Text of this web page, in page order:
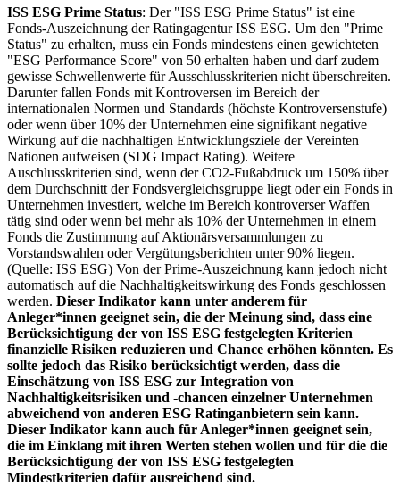
ISS ESG Prime Status: Der "ISS ESG Prime Status" ist eine
Fonds-Auszeichnung der Ratingagentur ISS ESG. Um den "Prime
Status" zu erhalten, muss ein Fonds mindestens einen gewichteten
"ESG Performance Score" von 50 erhalten haben und darf zudem
gewisse Schwellenwerte für Ausschlusskriterien nicht überschreiten.
Darunter fallen Fonds mit Kontroversen im Bereich der
internationalen Normen und Standards (höchste Kontroversenstufe)
oder wenn über 10% der Unternehmen eine signifikant negative
Wirkung auf die nachhaltigen Entwicklungsziele der Vereinten
Nationen aufweisen (SDG Impact Rating). Weitere
Auschlusskriterien sind, wenn der CO2-Fußabdruck um 150% über
dem Durchschnitt der Fondsvergleichsgruppe liegt oder ein Fonds in
Unternehmen investiert, welche im Bereich kontroverser Waffen
tätig sind oder wenn bei mehr als 10% der Unternehmen in einem
Fonds die Zustimmung auf Aktionärsversammlungen zu
Vorstandswahlen oder Vergütungsberichten unter 90% liegen.
(Quelle: ISS ESG) Von der Prime-Auszeichnung kann jedoch nicht
automatisch auf die Nachhaltigkeitswirkung des Fonds geschlossen
werden. Dieser Indikator kann unter anderem für
Anleger*innen geeignet sein, die der Meinung sind, dass eine
Berücksichtigung der von ISS ESG festgelegten Kriterien
finanzielle Risiken reduzieren und Chance erhöhen könnten. Es
sollte jedoch das Risiko berücksichtigt werden, dass die
Einschätzung von ISS ESG zur Integration von
Nachhaltigkeitsrisiken und -chancen einzelner Unternehmen
abweichend von anderen ESG Ratinganbietern sein kann.
Dieser Indikator kann auch für Anleger*innen geeignet sein,
die im Einklang mit ihren Werten stehen wollen und für die die
Berücksichtigung der von ISS ESG festgelegten
Mindestkriterien dafür ausreichend sind.